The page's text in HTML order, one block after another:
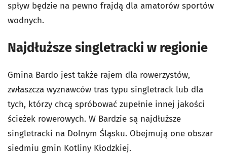
spływ będzie na pewno frajdą dla amatorów sportów
wodnych.
Najdłuższe singletracki w regionie
Gmina Bardo jest także rajem dla rowerzystów,
zwłaszcza wyznawców tras typu singletrack lub dla
tych, którzy chcą spróbować zupełnie innej jakości
ścieżek rowerowych. W Bardzie są najdłuższe
singletracki na Dolnym Śląsku. Obejmują one obszar
siedmiu gmin Kotliny Kłodzkiej.